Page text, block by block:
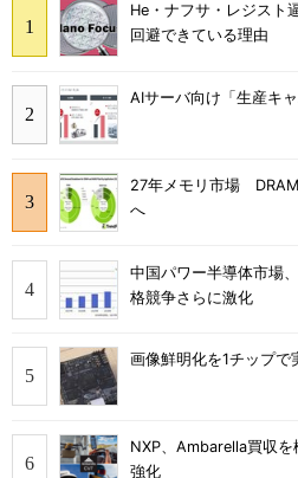
He・ナフサ・レジス
回避できている理由
AIサーバ向け「生産キ
27年メモリ市場
へ
中国パワー半導体市場
格競争さらに激化
画像鮮明化を1チップ
NXP、Ambarella買収
強化